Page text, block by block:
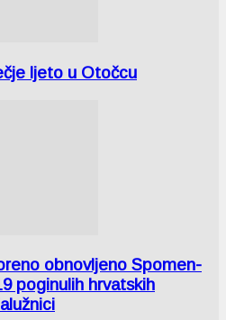
ljeto u Otočcu
obnovljeno Spomen-
poginulih hrvatskih